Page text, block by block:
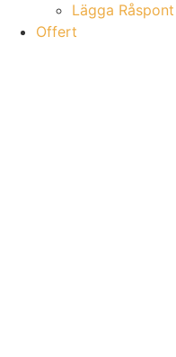
Lägga Råspont
Offert